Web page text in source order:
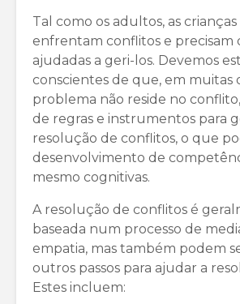
Tal como os adultos, as
enfrentam conflitos e precisam
ajudadas a geri-los. Devemos
conscientes de que, em muitas
problema não reside no
de regras e instrumentos para
resolução de conflitos, o que
desenvolvimento de
mesmo cognitivas.
A resolução de conflitos é
baseada num processo de
empatia, mas também podem
outros passos para ajudar a
Estes incluem: